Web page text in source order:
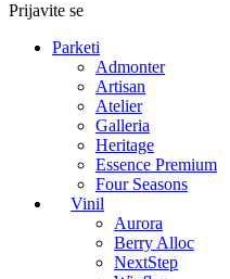
Prijavite se
Parketi
Admonter
Artisan
Atelier
Galleria
Heritage
Essence Premium
Four Seasons
Vinil
Aurora
Berry Alloc
NextStep